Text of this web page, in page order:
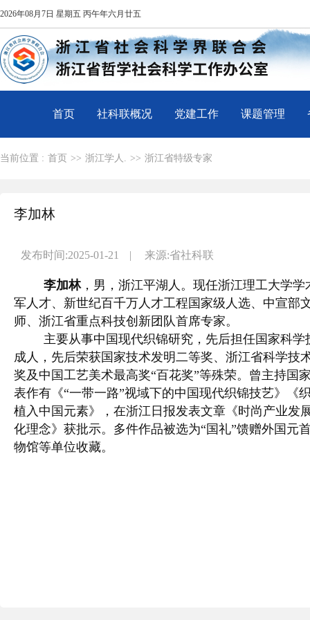
2026年08月7日 星期五 丙午年六月廿五
首页 社科联概况 党建工作 课题管理
当前位置 : 首页 >> 浙江学人. >> 浙江省特级专家
李加林
发布时间:2025-01-21 | 来源:省社科联
李加林，男，浙江平湖人。现任浙江理工大学
军人才、新世纪百千万人才工程国家级人选、中宣部
师、浙江省重点科技创新团队首席专家。
主要从事中国现代织锦研究，先后担任国家科
成人，先后荣获国家技术发明二等奖、浙江省科学技
奖及中国工艺美术最高奖“百花奖”等殊荣。曾主持国
表作有《“一带一路”视域下的中国现代织锦技艺》《
植入中国元素》，在浙江日报发表文章《时尚产业发
化理念》获批示。多件作品被选为“国礼”馈赠外国元
物馆等单位收藏。